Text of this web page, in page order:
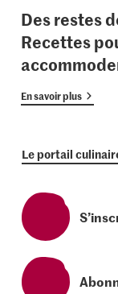
Des restes
Recettes
En savoir plus
Le portail